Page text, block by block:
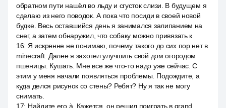
обратном пути нашёл во льду и сгусток слизи. В будущем я
сделаю из него поводок. А пока что посиди в своей новой
будке. Весь оставшийся день я занимался залипанием на
снег, а затем обнаружил, что собаку можно привязать к
16: Я искренне не понимаю, почему такого до сих пор нет в
minecraft. Далее я захотел улучшить свой дом огородом
пшеницы. Кушать. Мне все же что-то надо уже сейчас. С
этим у меня начали появляться проблемы. Подождите, а
куда делся рисунок со стены? Ребят? Ну я так не могу
снимать.
17: Найдите его à. Кажется, он решил поиграть в grand